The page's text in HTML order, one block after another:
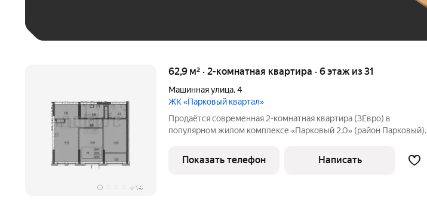
+ 14
62,9 м² · 2-комнатная квартира · 6 этаж из 31
Машинная улица,4
ЖК «Парковый квартал»
Продаётся современная 2-комнатная квартира (3Евро) в
популярном жилом комплексе «Парковый 2.0» (район Парковый).
Площадь: общая 62,9 м, жилая 26,10 м, кухня 15,4 м. Этаж 6
Планировка:
Показать телефон Написать